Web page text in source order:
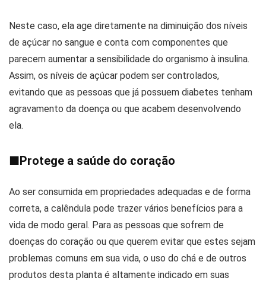
Neste caso, ela age diretamente na diminuição dos níveis
de açúcar no sangue e conta com componentes que
parecem aumentar a sensibilidade do organismo à insulina.
Assim, os níveis de açúcar podem ser controlados,
evitando que as pessoas que já possuem diabetes tenham
agravamento da doença ou que acabem desenvolvendo
ela.
■Protege a saúde do coração
Ao ser consumida em propriedades adequadas e de forma
correta, a calêndula pode trazer vários benefícios para a
vida de modo geral. Para as pessoas que sofrem de
doenças do coração ou que querem evitar que estes sejam
problemas comuns em sua vida, o uso do chá e de outros
produtos desta planta é altamente indicado em suas